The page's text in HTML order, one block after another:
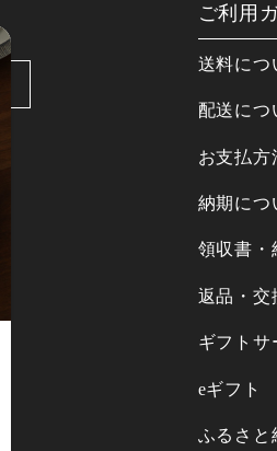
ご利用
送料につ
配送につ
お支払方
納期につ
領収書・
返品・交
ギフトサ
eギフト
ふるさと